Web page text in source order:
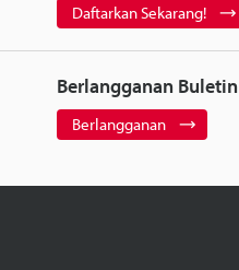
Daftarkan Sekarang!
Berlangganan Buletin
Berlangganan